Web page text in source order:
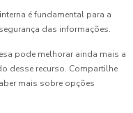
é fundamental para a
das informações.
pode melhorar ainda mais a
desse recurso. Compartilhe
mais sobre opções